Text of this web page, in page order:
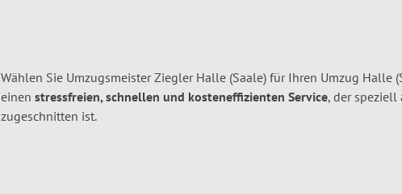
Wählen Sie Umzugsmeister Ziegler Halle (Saale) für Ihren Umzug Halle
einen stressfreien, schnellen und kosteneffizienten Service, der speziell
zugeschnitten ist.